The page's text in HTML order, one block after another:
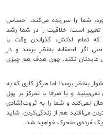
شما را سرزنده می‌کند، احساس
تغییر است، خلاقیت را در شما رشد
تمام لذتش، گذراندن وقت با
اگر احمقانه به‌نظر برسد و در
نکند. چون هدف هم چیزی
به‌نظر برسد! اما هرگز کاری که به
نمی‌بینید و یا صرفا با تمرکز بر پول
نمی‌کند و شما را به ثروت(شادی
می‌افتید هم از زندگی‌کردن. شاید
یک مُرده‌ی متحرک خواهید شد.